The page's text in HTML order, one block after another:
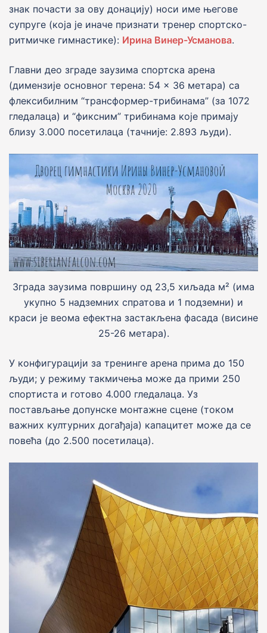
знак почасти за ову донациjу) носи име његове
супруге (коjа jе иначе признати тренер спортско-
ритмичке гимнастике): Ирина Винер-Усманова.
Главни део зграде заузима спортска арена
(димензиjе основног терена: 54 × 36 метара) са
флексибилним “трансформер-трибинама” (за 1072
гледалаца) и “фиксним” трибинама коjе примаjу
близу 3.000 посетилаца (тачниjе: 2.893 људи).
Зграда заузима површину од 23,5 хиљада м² (има
укупно 5 надземних спратова и 1 подземни) и
краси jе веома ефектна застакљена фасада (висине
25-26 метара).
У конфигурацији за тренинге арена прима до 150
људи; у режиму такмичења може да прими 250
спортиста и готово 4.000 гледалаца. Уз
постављање допунске монтажне сцене (током
важних културних догађаја) капацитет може да се
повећа (до 2.500 посетилаца).